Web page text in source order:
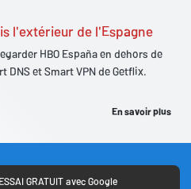
l'extérieur de l'Espagne
HBO España en dehors de
DNS et Smart VPN de Getflix.
En savoir plus
GRATUIT avec Google